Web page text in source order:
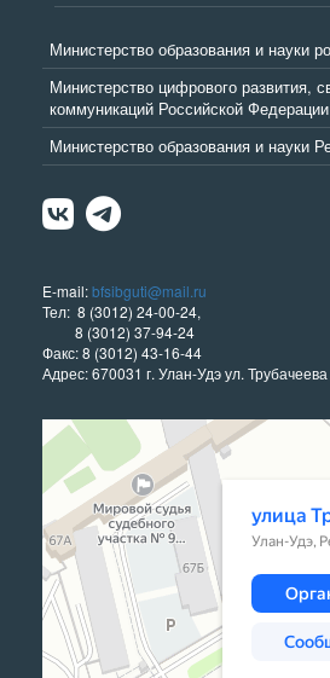
Министерство образования и науки
Министерство цифрового развития,
коммуникаций Российской Федерации
Министерство образования и науки
E-mail:bfsibguti@mail.ru
Тел: 8 (3012) 24-00-24,
8 (3012) 37-94-24
Факс: 8 (3012) 43-16-44
Адрес: 670031 г. Улан-Удэ ул.
Улан‑Удэ
Улица Трубачеева, 152 — Яндекс Карты